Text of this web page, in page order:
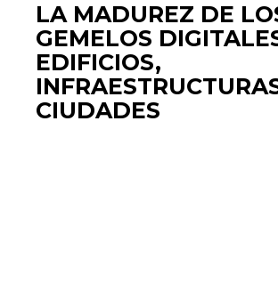
LA MADUREZ DE
GEMELOS
EDIFICIOS,
CIUDADES